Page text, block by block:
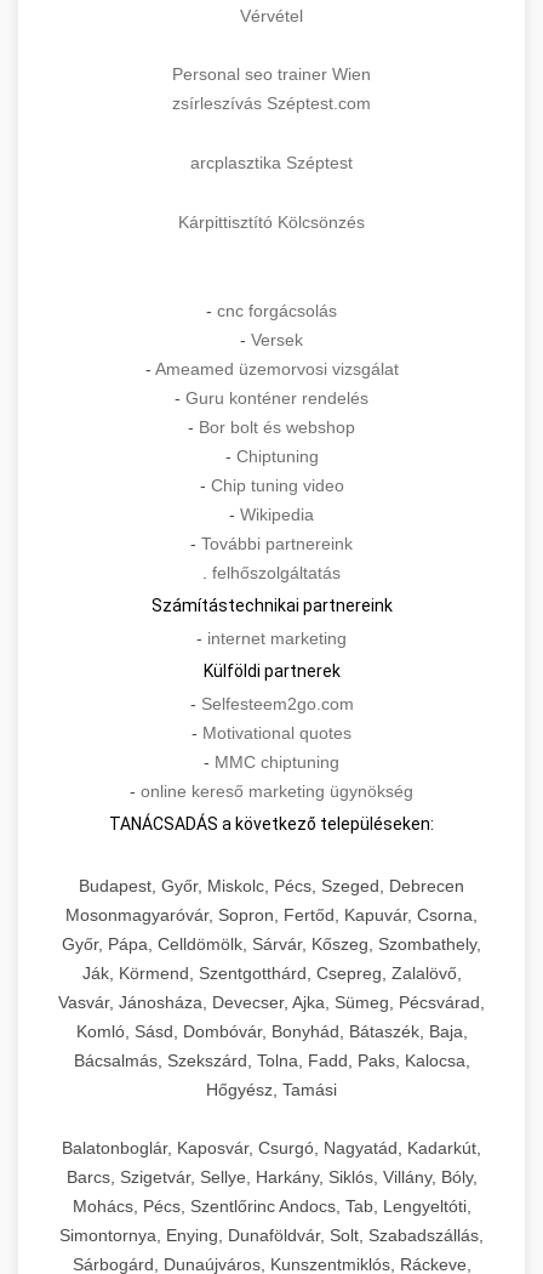
Vérvétel
Personal seo trainer Wien
zsírleszívás Széptest.com
arcplasztika Széptest
Kárpittisztító Kölcsönzés
- cnc forgácsolás
- Versek
- Ameamed üzemorvosi vizsgálat
- Guru konténer rendelés
- Bor bolt és webshop
- Chiptuning
- Chip tuning video
- Wikipedia
- További partnereink
. felhőszolgáltatás
Számítástechnikai partnereink
- internet marketing
Külföldi partnerek
- Selfesteem2go.com
- Motivational quotes
- MMC chiptuning
- online kereső marketing ügynökség
TANÁCSADÁS a következő településeken:
Budapest, Győr, Miskolc, Pécs, Szeged, Debrecen
Mosonmagyaróvár, Sopron, Fertőd, Kapuvár, Csorna,
Győr, Pápa, Celldömölk, Sárvár, Kőszeg, Szombathely,
Ják, Körmend, Szentgotthárd, Csepreg, Zalalövő,
Vasvár, Jánosháza, Devecser, Ajka, Sümeg, Pécsvárad,
Komló, Sásd, Dombóvár, Bonyhád, Bátaszék, Baja,
Bácsalmás, Szekszárd, Tolna, Fadd, Paks, Kalocsa,
Hőgyész, Tamási
Balatonboglár, Kaposvár, Csurgó, Nagyatád, Kadarkút,
Barcs, Szigetvár, Sellye, Harkány, Siklós, Villány, Bóly,
Mohács, Pécs, Szentlőrinc Andocs, Tab, Lengyeltóti,
Simontornya, Enying, Dunaföldvár, Solt, Szabadszállás,
Sárbogárd, Dunaújváros, Kunszentmiklós, Ráckeve,